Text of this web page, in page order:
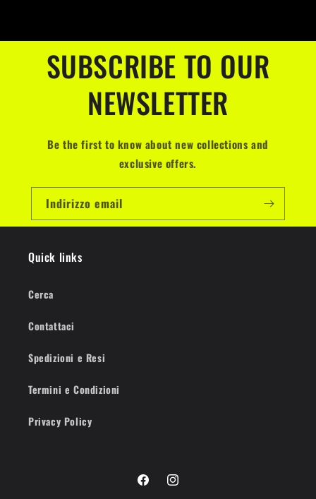
SUBSCRIBE TO OUR
NEWSLETTER
Be the first to know about new collections and
exclusive offers.
Indirizzo email
Quick links
Cerca
Contattaci
Spedizioni e Resi
Termini e Condizioni
Privacy Policy
FacebookInstagram